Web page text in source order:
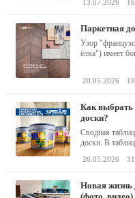
13.07.2026
паркетная
Узор
ёлка") имеет
20.05.2026
как выбрать клей для паркета или паркетной
доски?
Сводная
доски. В
26.05.2026
новая жизнь для сцены, все этапы паркетных работ